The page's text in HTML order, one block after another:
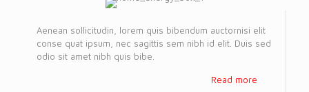
Aenean sollicitudin, lorem quis bibendum auctornisi elit
conse quat ipsum, nec sagittis sem nibh id elit. Duis sed
odio sit amet nibh quis bibe.
Read more